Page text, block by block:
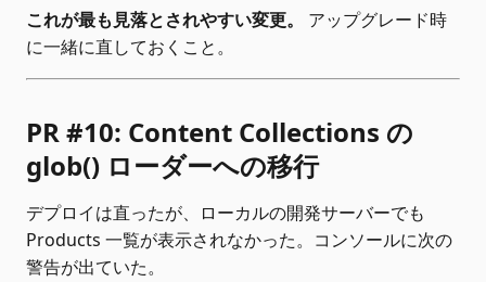
これが最も見落とされやすい変更。
アップグレード時
に一緒に直しておくこと。
PR #10: Content Collections の
glob() ローダーへの移行
デプロイは直ったが、ローカルの開発サーバーでも
Products 一覧が表示されなかった。コンソールに次の
警告が出ていた。